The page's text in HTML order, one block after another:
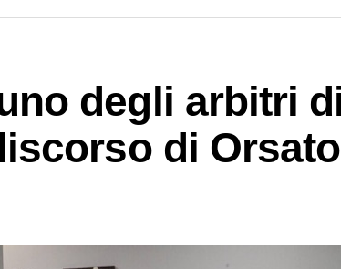
degli arbitri
di